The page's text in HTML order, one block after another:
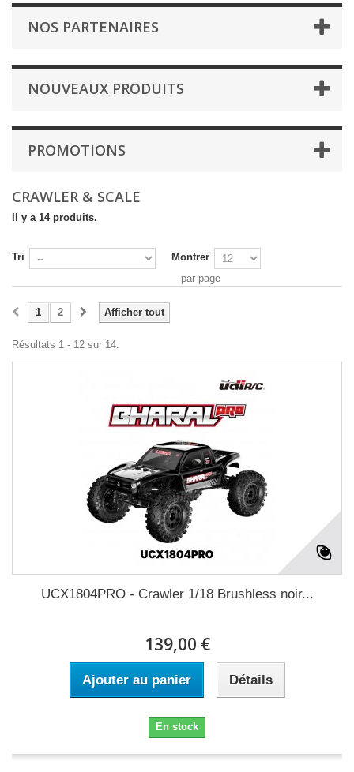
NOS PARTENAIRES
NOUVEAUX PRODUITS
PROMOTIONS
CRAWLER & SCALE
Il y a 14 produits.
Tri
Montrer
par page
Afficher tout
1 2
Résultats 1 - 12 sur 14.
UCX1804PRO - Crawler 1/18 Brushless noir...
139,00 €
Ajouter au panier Détails
En stock